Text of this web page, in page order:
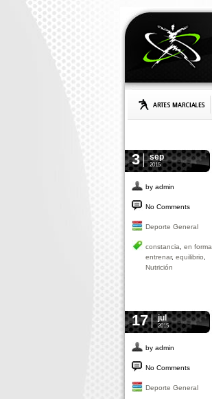
3 sep
2015
by admin
No Comments
Deporte General
constancia en forma
entrenar, equilibrio
Nutrición
17 jul
2015
by admin
No Comments
Deporte General